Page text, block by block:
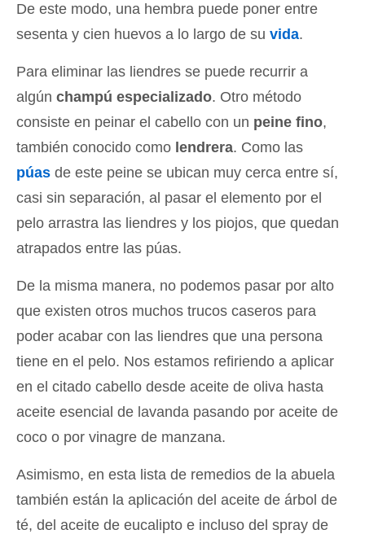
De este modo, una hembra puede poner entre
sesenta y cien huevos a lo largo de su vida.
Para eliminar las liendres se puede recurrir a
algún champú especializado. Otro método
consiste en peinar el cabello con un peine fino,
también conocido como lendrera. Como las
púas de este peine se ubican muy cerca entre sí,
casi sin separación, al pasar el elemento por el
pelo arrastra las liendres y los piojos, que quedan
atrapados entre las púas.
De la misma manera, no podemos pasar por alto
que existen otros muchos trucos caseros para
poder acabar con las liendres que una persona
tiene en el pelo. Nos estamos refiriendo a aplicar
en el citado cabello desde aceite de oliva hasta
aceite esencial de lavanda pasando por aceite de
coco o por vinagre de manzana.
Asimismo, en esta lista de remedios de la abuela
también están la aplicación del aceite de árbol de
té, del aceite de eucalipto e incluso del spray de